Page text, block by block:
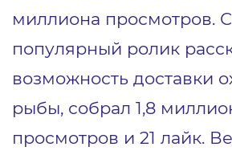
миллиона просмотров.
популярный ролик
возможность доставки
рыбы, собрал 1,8
просмотров и 21 лайк.